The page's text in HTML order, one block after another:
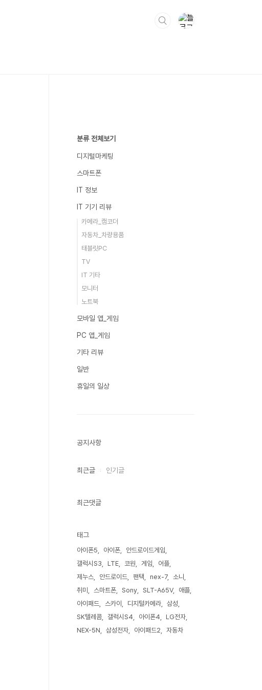
분류 전체보기
디지털마케팅
스마트폰
IT 정보
IT 기기 리뷰
카메라_캠코더
자동차_차량용품
태블릿PC
TV
IT 기타
모니터
노트북
모바일 앱_게임
PC 앱_게임
기타 리뷰
일반
휴일의 일상
공지사항
최근글 인기글
최근댓글
태그
아이폰5 아이폰
안드로이드게임
갤럭시S3
LTE 코원 게임
어플
제누스
안드로이드 팬택 nex-7
소니
취미
스마트폰 Sony SLT-A65V
애플
아이패드
스카이 디지털카메라
삼성
SK텔레콤
갤럭시S4 아이폰4
LG전자
NEX-5N
삼성전자 아이패드2 자동차